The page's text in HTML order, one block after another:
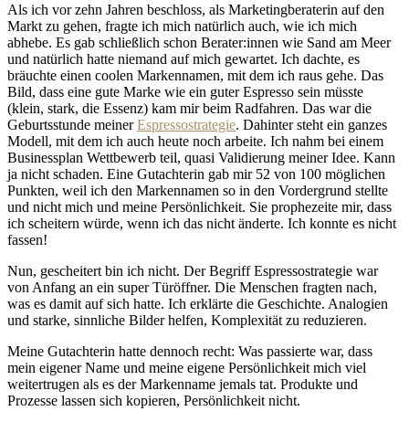
Als ich vor zehn Jahren beschloss, als Marketingberaterin auf den
Markt zu gehen, fragte ich mich natürlich auch, wie ich mich
abhebe. Es gab schließlich schon Berater:innen wie Sand am Meer
und natürlich hatte niemand auf mich gewartet. Ich dachte, es
bräuchte einen coolen Markennamen, mit dem ich raus gehe. Das
Bild, dass eine gute Marke wie ein guter Espresso sein müsste
(klein, stark, die Essenz) kam mir beim Radfahren. Das war die
Geburtsstunde meinerEspressostrategie. Dahinter steht ein ganzes
Modell, mit dem ich auch heute noch arbeite. Ich nahm bei einem
Businessplan Wettbewerb teil, quasi Validierung meiner Idee. Kann
ja nicht schaden. Eine Gutachterin gab mir 52 von 100 möglichen
Punkten, weil ich den Markennamen so in den Vordergrund stellte
und nicht mich und meine Persönlichkeit. Sie prophezeite mir, dass
ich scheitern würde, wenn ich das nicht änderte. Ich konnte es nicht
fassen!
Nun, gescheitert bin ich nicht. Der Begriff Espressostrategie war
von Anfang an ein super Türöffner. Die Menschen fragten nach,
was es damit auf sich hatte. Ich erklärte die Geschichte. Analogien
und starke, sinnliche Bilder helfen, Komplexität zu reduzieren.
Meine Gutachterin hatte dennoch recht: Was passierte war, dass
mein eigener Name und meine eigene Persönlichkeit mich viel
weitertrugen als es der Markenname jemals tat. Produkte und
Prozesse lassen sich kopieren, Persönlichkeit nicht.